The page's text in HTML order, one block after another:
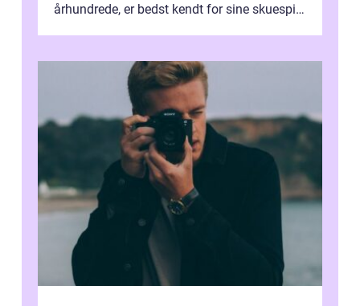
århundrede, er bedst kendt for sine skuespil.